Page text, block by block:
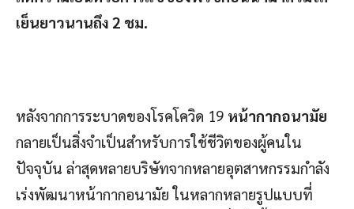
เย็นยาวนานถึง 2 ชม.
หลังจากการระบาดของโรคโควิด 19 หน้ากากอนามัย
กลายเป็นสิ่งจำเป็นสำหรับการใช้ชีวิตของผู้คนใน
ปัจจุบัน ล่าสุดหลายบริษัทจากหลายอุตสาหกรรมกำลัง
เร่งพัฒนาหน้ากากอนามัย ในหลากหลายรูปแบบที่